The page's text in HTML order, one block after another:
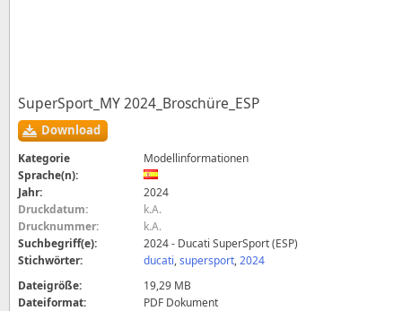
SuperSport_MY 2024_Broschüre_ESP
Download
Kategorie
Modellinformationen
Sprache(n):
Jahr:
2024
Druckdatum:
k.A.
Drucknummer:
k.A.
Suchbegriff(e):
2024 - Ducati SuperSport (ESP)
Stichwörter:
ducati,supersport,2024
Dateigröße:
19,29 MB
Dateiformat:
PDF Dokument